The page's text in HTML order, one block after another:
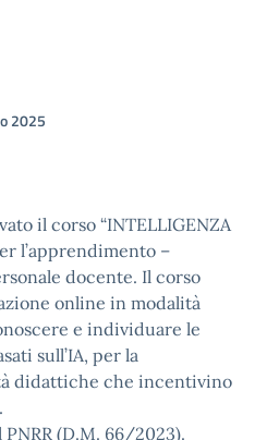
2025
il corso “INTELLIGENZA
l’apprendimento –
docente. Il corso
online in modalità
e individuare le
sull’IA, per la
didattiche che incentivino
(D.M. 66/2023).